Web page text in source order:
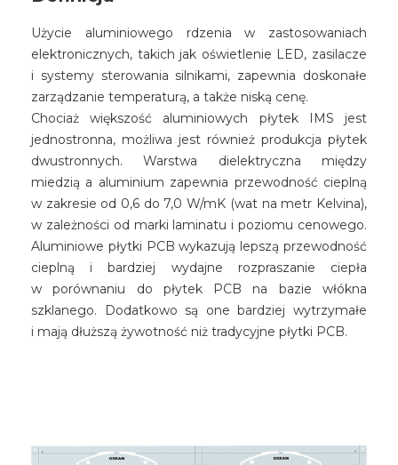
Użycie aluminiowego rdzenia w zastosowaniach
elektronicznych, takich jak oświetlenie LED, zasilacze
i systemy sterowania silnikami, zapewnia doskonałe
zarządzanie temperaturą, a także niską cenę.
Chociaż większość aluminiowych płytek IMS jest
jednostronna, możliwa jest również produkcja płytek
dwustronnych. Warstwa dielektryczna między
miedzią a aluminium zapewnia przewodność cieplną
w zakresie od 0,6 do 7,0 W/mK (wat na metr Kelvina),
w zależności od marki laminatu i poziomu cenowego.
Aluminiowe płytki PCB wykazują lepszą przewodność
cieplną i bardziej wydajne rozpraszanie ciepła
w porównaniu do płytek PCB na bazie włókna
szklanego. Dodatkowo są one bardziej wytrzymałe
i mają dłuższą żywotność niż tradycyjne płytki PCB.